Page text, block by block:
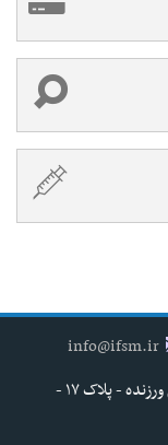
info@ifsm.ir
تهران - خیابان شهید مفتح جنوبی - خیابان ورزنده - پلاک ۱۷ -